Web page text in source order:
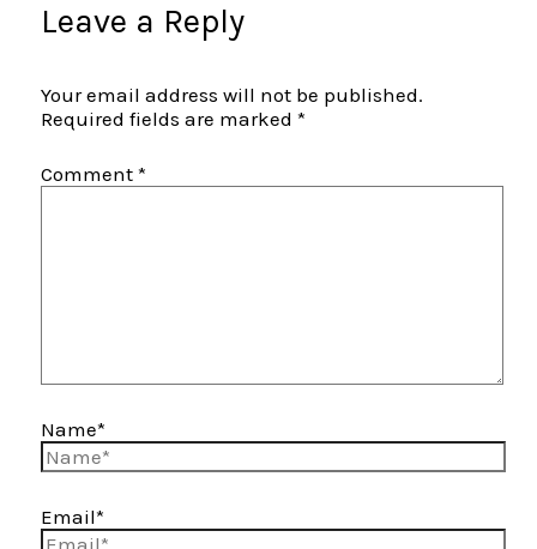
Leave a Reply
Your email address will not be published.
Required fields are marked*
Comment*
Name*
Email*